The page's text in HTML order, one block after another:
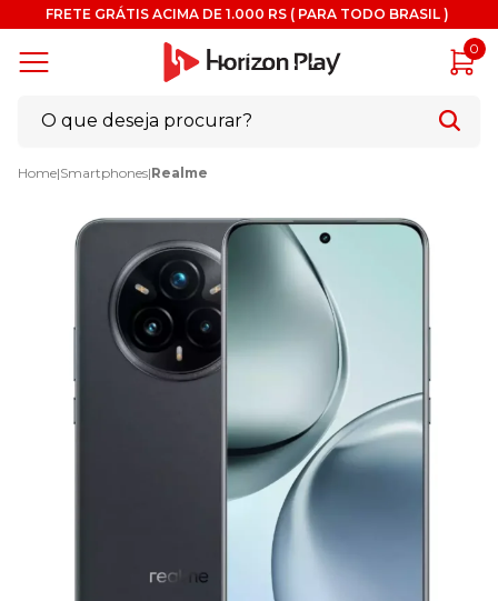
FRETE GRÁTIS ACIMA DE 1.000 RS ( PARA TODO BRASIL )
0
Home|Smartphones|Realme